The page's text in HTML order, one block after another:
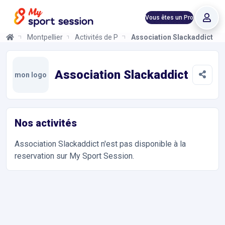
Vous êtes un Pro
Montpellier Activités de Plein AirAssociation Slackaddict
mon logo Association Slackaddict
Nos activités
Association Slackaddict n'est pas disponible à la
reservation sur My Sport Session.